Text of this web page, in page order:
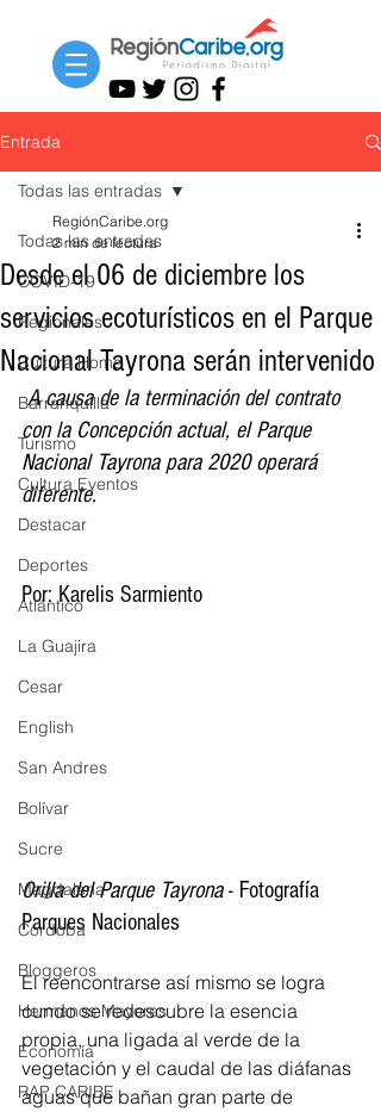
Entrada
Todas las entradas
COVID-19
Regionales
Cultura Home
Barranquilla
Turismo
Cultura Eventos
Destacar
Deportes
Atlántico
La Guajira
Cesar
English
San Andres
Bolívar
Sucre
Magdalena
Córdoba
Bloggeros
Hermanos Mayores
Economía
RAP CARIBE
Todas las entradas
Desde el 06 de diciembre los
servicios ecoturísticos en el Parque
Nacional Tayrona serán intervenido
RegiónCaribe.org
2 min de lectura
A causa de la terminación del contrato
con la Concepción actual, el Parque
Nacional Tayrona para 2020 operará
diferente.
Por: Karelis Sarmiento
Orilla del Parque Tayrona - Fotografía
Parques Nacionales
El reencontrarse así mismo se logra
cundo se redescubre la esencia
propia, una ligada al verde de la
vegetación y el caudal de las diáfanas
aguas que bañan gran parte de